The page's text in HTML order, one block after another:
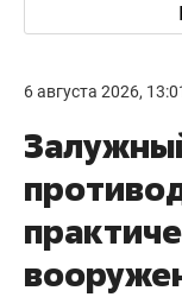
6 августа 2026,